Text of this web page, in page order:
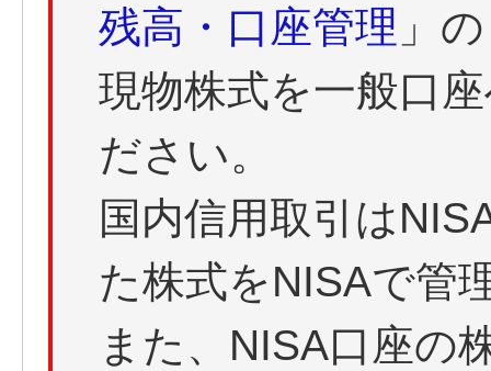
残高・口座管理 」
現物株式を一般口
ださい。
国内信用取引は
た株式をNISAで管
また、NISA口座の